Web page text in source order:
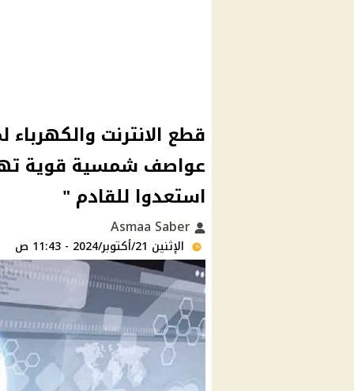
قطع الانترنت
عواصف شمسية قوية
استعدوا للقادم "
الإثنين 21/أكتوبر/2024 - 11:43 ص